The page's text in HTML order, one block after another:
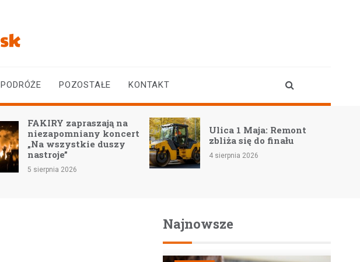
PODRÓŻE POZOSTAŁE KONTAKT
FAKIRY zapraszają na
niezapomniany koncert
„Na wszystkie duszy
nastroje”
5 sierpnia 2026
Ulica 1 Maja: Remont
zbliża się do finału
4 sierpnia 2026
Najnowsze